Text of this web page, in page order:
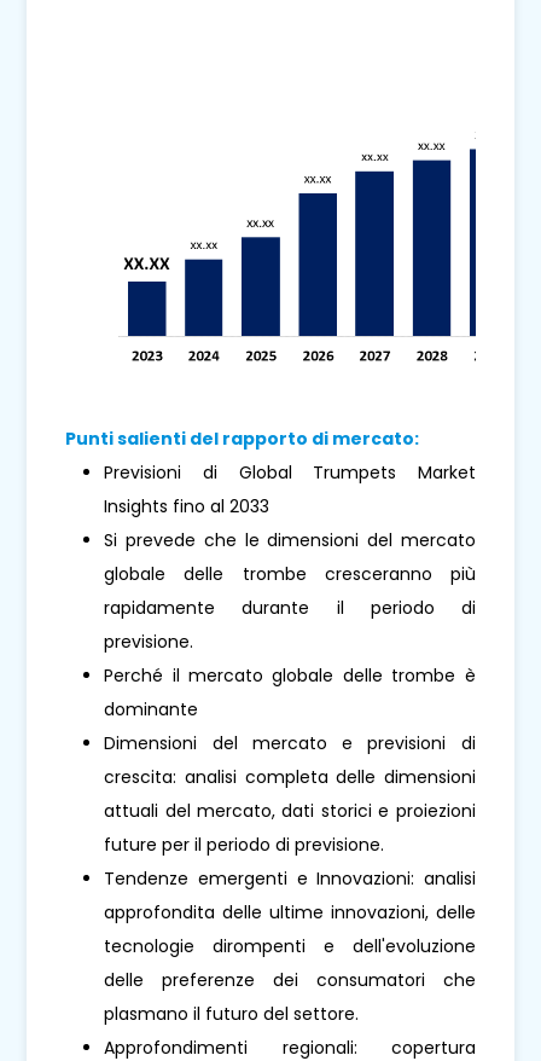
Punti salienti del rapporto di mercato:
Previsioni di Global Trumpets Market
Insights fino al 2033
Si prevede che le dimensioni del mercato
globale delle trombe cresceranno più
rapidamente durante il periodo di
previsione.
Perché il mercato globale delle trombe è
dominante
Dimensioni del mercato e previsioni di
crescita: analisi completa delle dimensioni
attuali del mercato, dati storici e proiezioni
future per il periodo di previsione.
Tendenze emergenti e Innovazioni: analisi
approfondita delle ultime innovazioni, delle
tecnologie dirompenti e dell'evoluzione
delle preferenze dei consumatori che
plasmano il futuro del settore.
Approfondimenti regionali: copertura